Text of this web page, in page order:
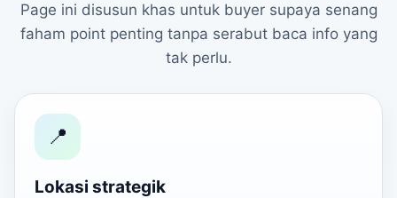
Page ini disusun khas untuk buyer supaya senang
faham point penting tanpa serabut baca info yang
tak perlu.
📍
Lokasi strategik